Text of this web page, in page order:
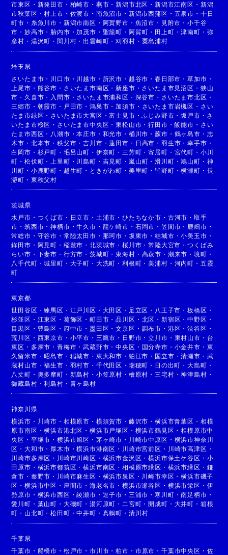
市東区 ・ 新発田市 ・ 柏崎市 ・ 燕市 ・新潟市北区 ・新潟市江南区 ・ 新潟
市秋葉区 ・村上市 ・ 佐渡市 ・ 南魚沼市 ・ 新潟市西蒲区 ・ 五泉市 ・ 十日
町市 ・ 糸魚川市 ・ 新潟市南区 ・ 阿賀野市 ・ 魚沼市 ・ 見附市 ・小千谷
市 ・妙高市 ・ 胎内市 ・加茂市 ・ 聖籠町 ・ 阿賀町 ・ 田上町 ・津南町 ・ 弥
彦村 ・ 湯沢町 ・関川村 ・出雲崎町 ・刈羽村 ・ 粟島浦村
埼玉県
さいたま市 ・ 川口市 ・ 川越市 ・ 所沢市 ・ 越谷市 ・春日部市 ・草加市 ・
上尾市 ・ 熊谷市 ・ さいたま市南区 ・新座市 ・ さいたま市見沼区 ・ 狭山
市 ・ 久喜市 ・ 入間市 ・ さいたま市浦和区 ・ 深谷市 ・ さいたま市北区 ・
三郷市 ・ 朝霞市 ・ 戸田市 ・鴻巣市 ・加須市 ・ さいたま市岩槻区 ・ さい
たま市緑区 ・ さいたま市大宮区 ・富士見市 ・ふじみ野市 ・坂戸市 ・ さ
いたま市桜区 ・ さいたま市中央区 ・東松山市 ・行田市 ・飯能市 ・ さい
たま市西区 ・ 八潮市 ・本庄市 ・ 和光市 ・ 桶川市 ・蕨市 ・ 鶴ヶ島市 ・ 志
木市 ・ 北本市 ・秩父市 ・吉川市 ・蓮田市 ・ 日高市 ・ 羽生市 ・幸手市 ・
白岡市 ・ 杉戸町 ・ 毛呂山町 ・ 伊奈町 ・ 三芳町 ・寄居町 ・ 宮代町 ・ 小川
町 ・松伏町 ・ 上里町 ・ 川島町 ・ 吉見町 ・ 嵐山町 ・滑川町 ・鳩山町 ・ 神
川町 ・ 小鹿野町 ・ 越生町 ・ ときがわ町 ・ 美里町 ・ 皆野町 ・横瀬町 ・ 長
瀞町 ・ 東秩父村
茨城県
水戸市 ・ つくば市 ・ 日立市 ・ 土浦市 ・ひたちなか市 ・ 古河市 ・ 取手
市 ・筑西市 ・神栖市 ・牛久市 ・ 龍ケ崎市 ・ 石岡市 ・ 笠間市 ・ 鹿嶋市 ・
常総市 ・ 守谷市 ・ 常陸太田市 ・ 那珂市 ・ 坂東市 ・結城市 ・小美玉市 ・
鉾田市 ・ 阿見町 ・ 稲敷市 ・北茨城市 ・桜川市 ・常陸大宮市 ・つくばみ
らい市 ・ 下妻市 ・ 行方市 ・茨城町 ・東海村 ・ 高萩市 ・ 潮来市 ・ 境町 ・
八千代町 ・城里町 ・ 大子町 ・ 大洗町 ・利根町 ・美浦村 ・ 河内町 ・ 五霞
町
東京都
世田谷区 ・練馬区 ・ 江戸川区 ・ 大田区 ・ 足立区 ・ 八王子市 ・板橋区 ・
杉並区 ・ 江東区 ・ 葛飾区 ・町田市 ・品川区 ・ 北区 ・ 新宿区 ・中野区 ・
目黒区 ・ 豊島区 ・ 府中市 ・墨田区 ・文京区 ・ 調布市 ・ 港区 ・渋谷区 ・
荒川区 ・ 西東京市 ・ 小平市 ・ 三鷹市 ・ 日野市 ・立川市 ・ 東村山市 ・ 台
東区 ・ 多摩市 ・青梅市 ・武蔵野市 ・中央区 ・ 国分寺市 ・ 小金井市 ・ 東
久留米市 ・昭島市 ・ 稲城市 ・ 東大和市 ・ 狛江市 ・ 国立市 ・清瀬市 ・ 武
蔵村山市 ・福生市 ・ 羽村市 ・ 千代田区 ・ 瑞穂町 ・ 日の出町 ・大島町 ・
八丈町 ・ 奥多摩町 ・ 新島村 ・ 小笠原村 ・ 檜原村 ・ 三宅村 ・神津島村 ・
御蔵島村 ・利島村 ・ 青ヶ島村
神奈川県
横浜市 ・ 川崎市 ・ 相模原市 ・ 横須賀市 ・ 藤沢市 ・横浜市青葉区 ・ 相模
原市南区 ・横浜市港北区 ・横浜市戸塚区 ・ 横浜市鶴見区 ・相模原市中
央区 ・ 平塚市 ・横浜市旭区 ・ 茅ヶ崎市 ・ 川崎市中原区 ・ 横浜市神奈川
区 ・大和市 ・ 厚木市 ・横浜市港南区 ・ 川崎市宮前区 ・ 川崎市高津区 ・
川崎市多摩区 ・ 川崎市川崎区 ・ 横浜市金沢区 ・横浜市保土ケ谷区 ・ 小
田原市 ・ 横浜市都筑区 ・横浜市南区 ・相模原市緑区 ・ 横浜市緑区 ・ 鎌
倉市 ・ 秦野市 ・ 川崎市麻生区 ・ 横浜市泉区 ・ 川崎市幸区 ・横浜市磯子
区 ・横浜市中区 ・ 座間市 ・海老名市 ・横浜市瀬谷区 ・ 横浜市栄区 ・ 伊
勢原市 ・ 横浜市西区 ・綾瀬市 ・ 逗子市 ・ 三浦市 ・寒川町 ・南足柄市 ・
愛川町 ・ 葉山町 ・ 大磯町 ・湯河原町 ・ 二宮町 ・開成町 ・ 大井町 ・ 箱根
町 ・ 山北町 ・松田町 ・中井町 ・ 真鶴町 ・ 清川村
千葉県
千葉市 ・ 船橋市 ・ 松戸市 ・市川市 ・柏市 ・ 市原市 ・ 千葉市中央区 ・ 佐